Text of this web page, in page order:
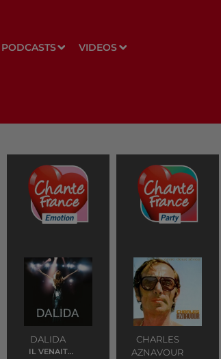
PODCASTS VIDEOS
DALIDA
IL VENAIT
CHARLES
AZNAVOUR